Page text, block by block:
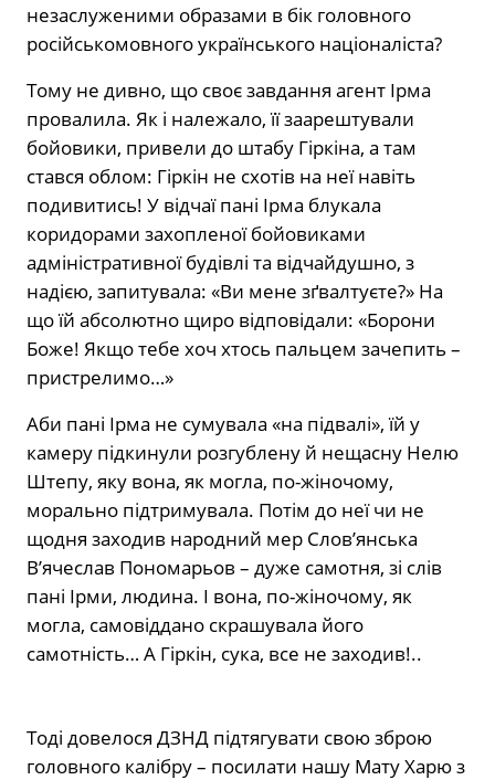
незаслуженими образами в бік головного
російськомовного українського націоналіста?
Тому не дивно, що своє завдання агент Ірма
провалила. Як і належало, її заарештували
бойовики, привели до штабу Гіркіна, а там
стався облом: Гіркін не схотів на неї навіть
подивитись! У відчаї пані Ірма блукала
коридорами захопленої бойовиками
адміністративної будівлі та відчайдушно, з
надією, запитувала: «Ви мене зґвалтуєте?» На
що їй абсолютно щиро відповідали: «Борони
Боже! Якщо тебе хоч хтось пальцем зачепить –
пристрелимо…»
Аби пані Ірма не сумувала «на підвалі», їй у
камеру підкинули розгублену й нещасну Нелю
Штепу, яку вона, як могла, по-жіночому,
морально підтримувала. Потім до неї чи не
щодня заходив народний мер Слов’янська
В’ячеслав Пономарьов – дуже самотня, зі слів
пані Ірми, людина. І вона, по-жіночому, як
могла, самовіддано скрашувала його
самотність… А Гіркін, сука, все не заходив!..
Тоді довелося ДЗНД підтягувати свою зброю
головного калібру – посилати нашу Мату Харю з